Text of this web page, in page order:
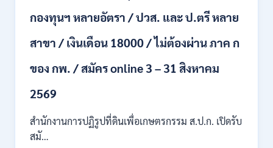
ภาค
ของ
/
–
28780
กองทุนฯ หลายอัตรา / ปวส. และ ป.ตรี หลาย
สาขา / เงินเดือน 18000 / ไม่ต้องผ่าน ภาค ก
ของ กพ. / สมัคร online 3 – 31 สิงหาคม
2569
สำนักงานการปฏิรูปที่ดินเพื่อเกษตรกรรม ส.ป.ก. เปิดรับ
สมั…